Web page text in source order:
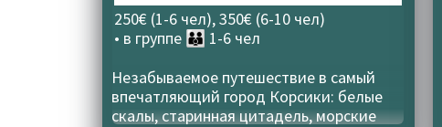
250€ (1-6 чел), 350€ (6-10 чел)
• в группе 👪 1-6 чел
Незабываемое путешествие в самый
впечатляющий город Корсики: белые
скалы, старинная цитадель, морские